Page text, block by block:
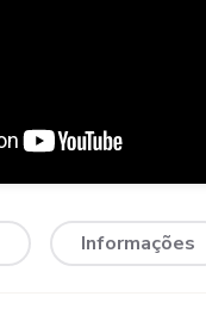
Informações